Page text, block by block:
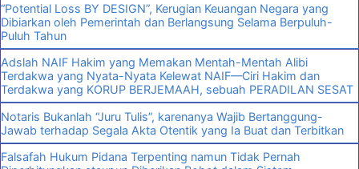
“Potential Loss BY DESIGN”, Kerugian Keuangan Negara yang
Dibiarkan oleh Pemerintah dan Berlangsung Selama Berpuluh-
Puluh Tahun
Adslah NAIF Hakim yang Memakan Mentah-Mentah Alibi
Terdakwa yang Nyata-Nyata Kelewat NAIF—Ciri Hakim dan
Terdakwa yang KORUP BERJEMAAH, sebuah PERADILAN SESAT
Notaris Bukanlah “Juru Tulis”, karenanya Wajib Bertanggung-
Jawab terhadap Segala Akta Otentik yang Ia Buat dan Terbitkan
Falsafah Hukum Pidana Terpenting namun Tidak Pernah